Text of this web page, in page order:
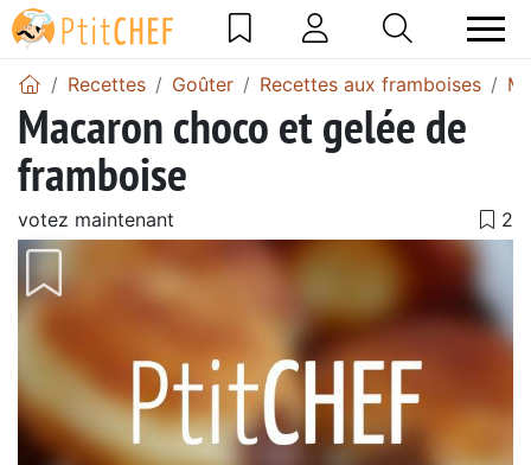
Recettes Goûter Recettes aux framboises
Macaron choco et gelée de
framboise
votez maintenant